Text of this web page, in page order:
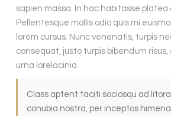
sapien massa. In hac habitasse platea
Pellentesque mollis odio quis mi
lorem cursus. Nunc venenatis, turpis
consequat, justo turpis bibendum risus,
urna lorelacinia.
Class aptent taciti sociosqu ad
conubia nostra, per inceptos